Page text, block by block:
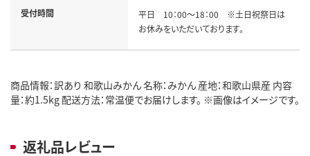
受付時間
平日 10：00～18：00 ※土日祝祭日は
お休みをいただいております。
商品情報：訳あり 和歌山みかん 名称：みかん 産地：和歌山県産 内容
量：約1.5kg 配送方法：常温便でお届けします。 ※画像はイメージです。
返礼品レビュー